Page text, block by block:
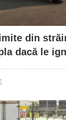
din
dacă le